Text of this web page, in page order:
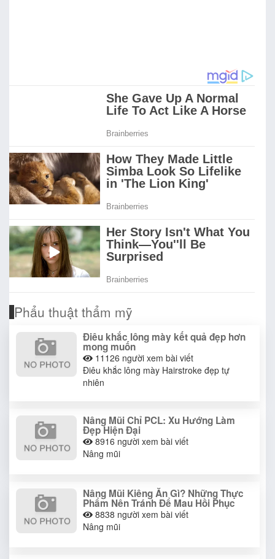
Phẩu thuật thẩm mỹ
Điêu khắc lông mày kết quả đẹp hơn
mong muốn
11126 người xem bài viết
Điêu khắc lông mày Hairstroke đẹp tự
nhiên
Nâng Mũi Chỉ PCL: Xu Hướng Làm
Đẹp Hiện Đại
8916 người xem bài viết
Nâng mũi
Nâng Mũi Kiêng Ăn Gì? Những Thực
Phẩm Nên Tránh Để Mau Hồi Phục
8838 người xem bài viết
Nâng mũi